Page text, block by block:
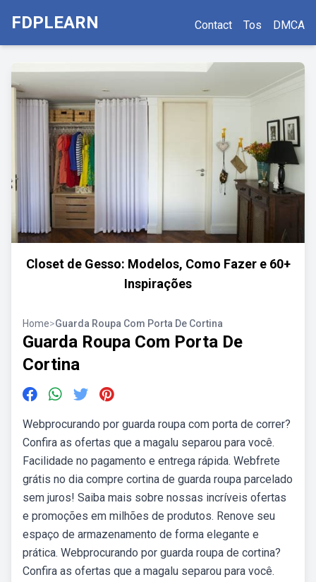
FDPLEARN Contact Tos DMCA
Closet de Gesso: Modelos, Como Fazer e 60+
Inspirações
Home>Guarda Roupa Com Porta De Cortina
Guarda Roupa Com Porta De
Cortina
Webprocurando por guarda roupa com porta de correr?
Confira as ofertas que a magalu separou para você.
Facilidade no pagamento e entrega rápida. Webfrete
grátis no dia compre cortina de guarda roupa parcelado
sem juros! Saiba mais sobre nossas incríveis ofertas
e promoções em milhões de produtos. Renove seu
espaço de armazenamento de forma elegante e
prática. Webprocurando por guarda roupa de cortina?
Confira as ofertas que a magalu separou para você.